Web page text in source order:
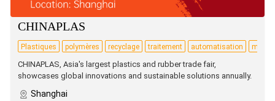
CHINAPLAS
Plastiques polymères recyclage traitement automatisation
CHINAPLAS, Asia's largest plastics and rubber trade fair,
showcases global innovations and sustainable solutions annually.
Shanghai